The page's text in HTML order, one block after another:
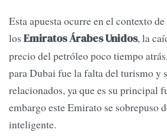
Esta apuesta ocurre en el contexto
los Emiratos Árabes Unidos, la
precio del petróleo poco tiempo
para Dubai fue la falta del turismo y
relacionados, ya que es su principal
embargo este Emirato se sobrepuso
inteligente.